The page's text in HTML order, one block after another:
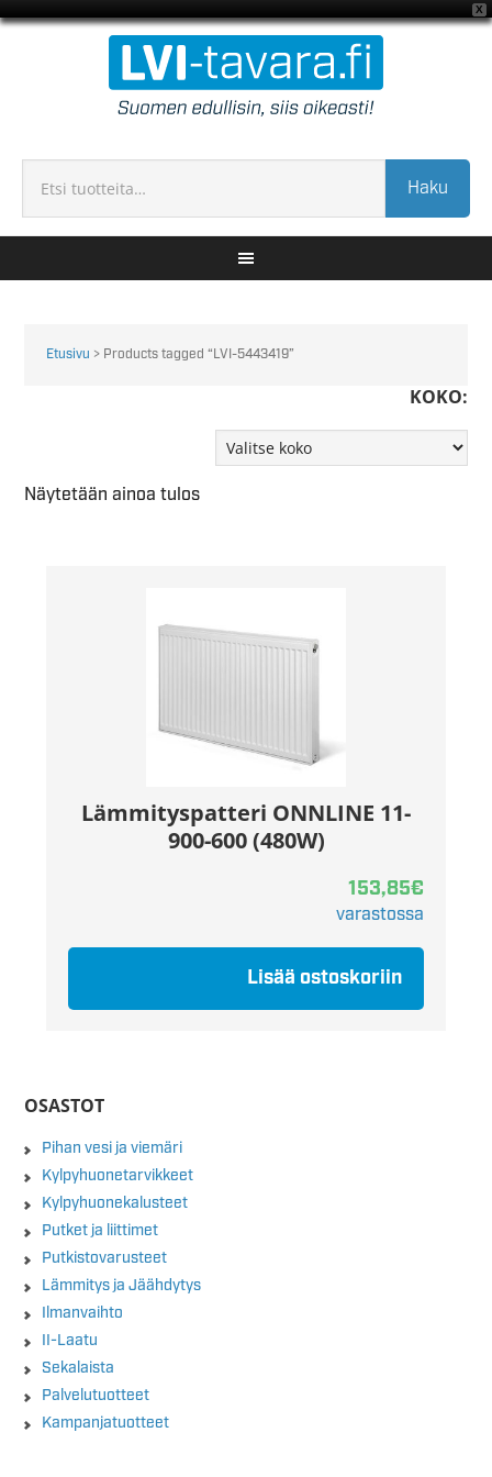
X
Haku
Etusivu > Products tagged “LVI-5443419”
KOKO:
Näytetään ainoa tulos
Lämmityspatteri ONNLINE 11-
900-600 (480W)
153,85€
varastossa
Lisää ostoskoriin
OSASTOT
Pihan vesi ja viemäri
Kylpyhuonetarvikkeet
Kylpyhuonekalusteet
Putket ja liittimet
Putkistovarusteet
Lämmitys ja Jäähdytys
Ilmanvaihto
II-Laatu
Sekalaista
Palvelutuotteet
Kampanjatuotteet